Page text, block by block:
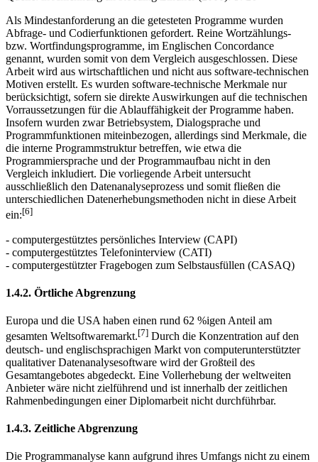
Als Mindestanforderung an die getesteten Programme wurden
Abfrage- und Codierfunktionen gefordert. Reine Wortzählungs-
bzw. Wortfindungsprogramme, im Englischen Concordance
genannt, wurden somit von dem Vergleich ausgeschlossen. Diese
Arbeit wird aus wirtschaftlichen und nicht aus software-technischen
Motiven erstellt. Es wurden software-technische Merkmale nur
berücksichtigt, sofern sie direkte Auswirkungen auf die technischen
Vorraussetzungen für die Ablauffähigkeit der Programme haben.
Insofern wurden zwar Betriebsystem, Dialogsprache und
Programmfunktionen miteinbezogen, allerdings sind Merkmale, die
die interne Programmstruktur betreffen, wie etwa die
Programmiersprache und der Programmaufbau nicht in den
Vergleich inkludiert. Die vorliegende Arbeit untersucht
ausschließlich den Datenanalyseprozess und somit fließen die
unterschiedlichen Datenerhebungsmethoden nicht in diese Arbeit
- computergestütztes persönliches Interview (CAPI)
- computergestütztes Telefoninterview (CATI)
Europa und die USA haben einen rund 62 %igen Anteil am
gesamten Weltsoftwaremarkt.[7]Durch die Konzentration auf den
deutsch- und englischsprachigen Markt von computerunterstützter
qualitativer Datenanalysesoftware wird der Großteil des
Gesamtangebotes abgedeckt. Eine Vollerhebung der weltweiten
Anbieter wäre nicht zielführend und ist innerhalb der zeitlichen